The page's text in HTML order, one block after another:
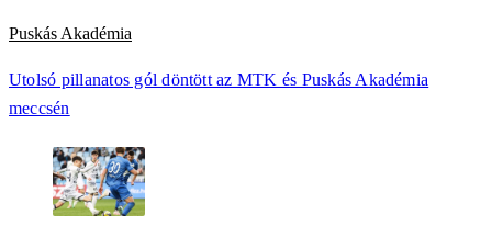
Puskás Akadémia
Utolsó pillanatos gól döntött az MTK és Puskás Akadémia
meccsén